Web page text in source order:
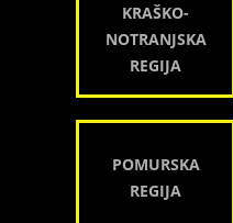
KRAŠKO-
NOTRANJSKA
REGIJA
POMURSKA
REGIJA